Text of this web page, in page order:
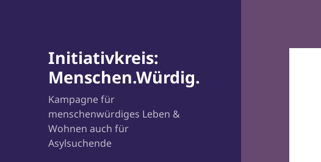
Initiativkreis:
Menschen.Würdig.
Kampagne für
menschenwürdiges Leben &
Wohnen auch für
Asylsuchende